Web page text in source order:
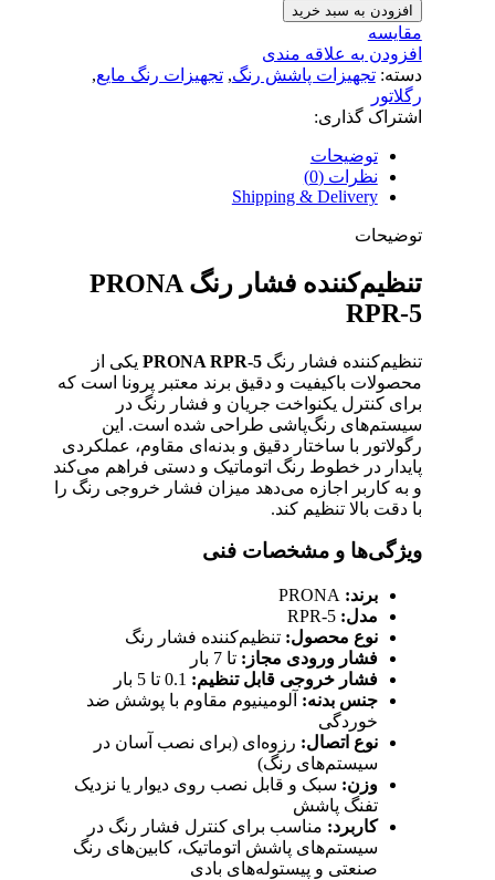
افزودن به سبد خرید
مقایسه
افزودن به علاقه مندی
دسته: تجهیزات پاشش رنگ, تجهیزات رنگ مایع,
رگلاتور
اشتراک گذاری:
توضیحات
نظرات (0)
Shipping & Delivery
توضیحات
تنظیم‌کننده فشار رنگ PRONA
RPR-5
تنظیم‌کننده فشار رنگPRONA RPR-5 یکی از
محصولات باکیفیت و دقیق برند معتبر پرونا است که
برای کنترل یکنواخت جریان و فشار رنگ در
سیستم‌های رنگ‌پاشی طراحی شده است. این
رگولاتور با ساختار دقیق و بدنه‌ای مقاوم، عملکردی
پایدار در خطوط رنگ اتوماتیک و دستی فراهم می‌کند
و به کاربر اجازه می‌دهد میزان فشار خروجی رنگ را
با دقت بالا تنظیم کند.
ویژگی‌ها و مشخصات فنی
برند:
مدل: RPR-5
نوع محصول: تنظیم‌کننده فشار رنگ
فشار ورودی مجاز: تا 7 بار
فشار خروجی قابل تنظیم:
جنس بدنه: آلومینیوم مقاوم با پوشش ضد
خوردگی
نوع اتصال: رزوه‌ای (برای نصب آسان در
سیستم‌های رنگ)
وزن: سبک و قابل نصب روی دیوار یا نزدیک
تفنگ پاشش
کاربرد: مناسب برای کنترل فشار رنگ در
سیستم‌های پاشش اتوماتیک، کابین‌های رنگ
صنعتی و پیستوله‌های بادی